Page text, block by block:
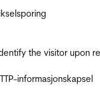
the visitor upon
informasjonskapsel